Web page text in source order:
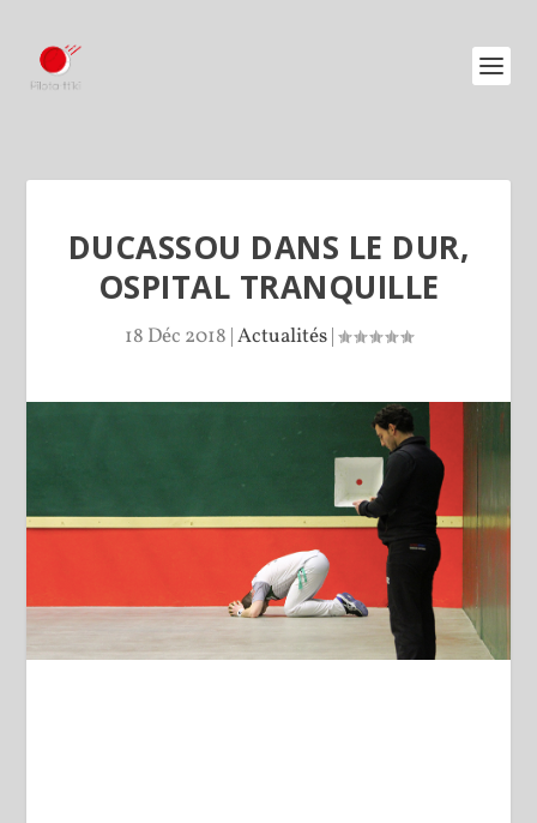
DUCASSOU DANS LE DUR,
OSPITAL TRANQUILLE
18 Déc 2018 |Actualités|